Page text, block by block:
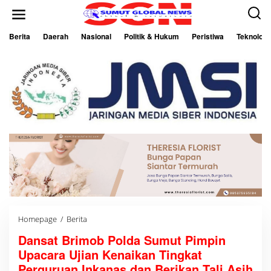
Berita Daerah Nasional Politik & Hukum Peristiwa Teknologi
Homepage / Berita
n
s
a
Dansat Brimob Polda Sumut Pimpin
Upacara Ujian Kenaikan Tingkat